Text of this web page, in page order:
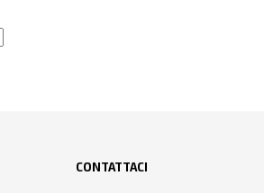
CONTATTACI